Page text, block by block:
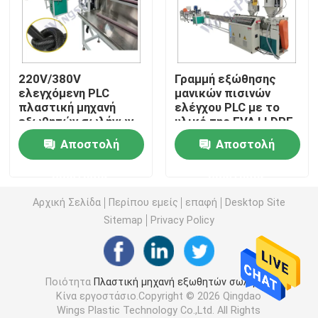
Μηχανή εξωθητών σωλήνων PVC
Γραμμή παραγωγής σωλήνων PPR
Μηχανή εξωθητών σωλήνων PE
Μηχανή εξώθησης ζωνών της PET
Γραμμή παραγωγής λουριών PP
Πλαστική μηχανή εξωθητών φύλλων
220V/380V
ελεγχόμενη PLC
πλαστική μηχανή
εξωθητών σωλήνων
με την ψύξη αέρος/
ύδατοςΑποστολή
Γραμμή εξώθησης
μανικών πισινών
ελέγχου PLC με το
υλικό της EVA LLDPE
Αποστολή
Αρχική Σελίδα Περίπου εμείς επαφή
Desktop Site
Sitemap
Privacy Policy
Ποιότητα Πλαστική μηχανή εξωθητών σωλήνων
Κίνα εργοστάσιο.Copyright © 2026 Qingdao
Wings Plastic Technology Co.,Ltd. All Rights